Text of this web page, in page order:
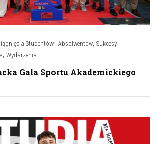
Studentów i Absolwentów, Sukcesy
, Wydarzenia
Gala Sportu Akademickiego